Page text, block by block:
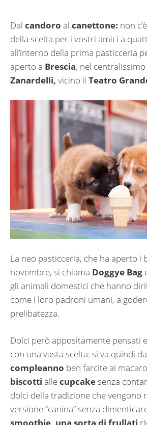
Dal candoro al canettone: non
della scelta per i vostri amici a
all’interno della prima pasticceria
aperto a Brescia, nel centralissimo
Zanardelli, vicino il Teatro
La neo pasticceria, che ha aperto i
novembre, si chiama Doggye Bag
gli animali domestici che hanno
come i loro padroni umani, a
prelibatezza.
Dolci però appositamente pensati
con una vasta scelta: si va quindi
compleanno ben farcite ai
biscotti allecupcakesenza
dolci della tradizione che vengono
versione “canina” senza
smoothie, una sorta di frullati